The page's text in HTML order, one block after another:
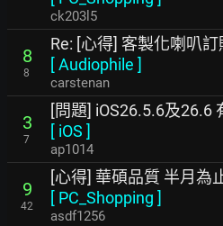
ck203l5
8
8
Re: [心得] 客製化喇叭
[Audiophile ]
carstenan
3
7
[問題] iOS26.5.6及26.6
[ iOS ]
ap1014
9
42
[心得] 華碩品質 半月為
[ PC_Shopping ]
asdf1256